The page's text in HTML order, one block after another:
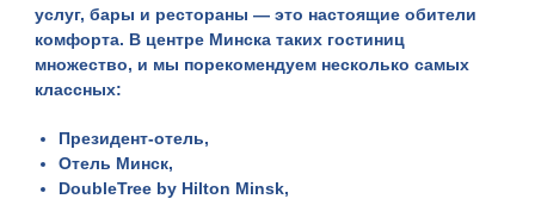
услуг, бары и рестораны — это настоящие обители
комфорта. В центре Минска таких гостиниц
множество, и мы порекомендуем несколько самых
классных:
Президент-отель,
Отель Минск,
DoubleTree by Hilton Minsk,